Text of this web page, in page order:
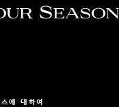
에 대하여